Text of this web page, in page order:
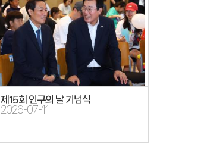
제15회 인구의 날 기념식
2026-07-11